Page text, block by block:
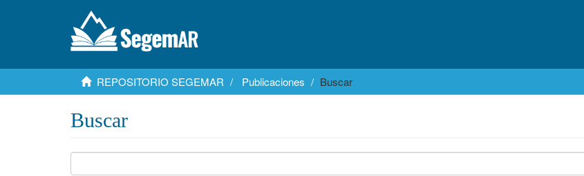
REPOSITORIO SEGEMAR Publicaciones Buscar
Buscar